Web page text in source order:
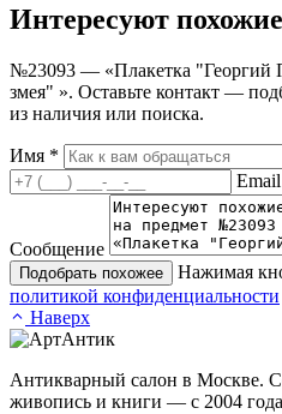
Интересуют похожие
№23093 — «Плакетка "Георгий
змея" ». Оставьте контакт —
из наличия или поиска.
Имя *
Email
Сообщение
Подобрать похожее
Нажимая
политикой конфиденциальности
Наверх
Антикварный салон в Москве.
живопись и книги — с 2004